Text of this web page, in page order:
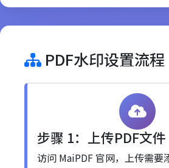
PDF水印设置流程
步骤 1：上传PDF文件
访问 MaiPDF 官网，上传需要